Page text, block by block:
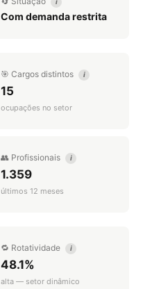
Com demanda restrita
🎯 Cargos distintos i
15
ocupações no setor
👥 Profissionais i
1.359
últimos 12 meses
🔁 Rotatividade i
48.1%
alta — setor dinâmico